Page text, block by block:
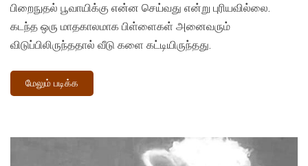
பிறைநுதல் பூவாயிக்கு என்ன செய்வது என்று புரியவில்லை.
கடந்த ஒரு மாதகாலமாக பிள்ளைகள் அனைவரும்
விடுப்பிலிருந்ததால் வீடு களை கட்டியிருந்தது.
மேலும் படிக்க